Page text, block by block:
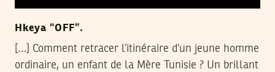
Hkeya “OFF”.
[…] Comment retracer l’itinéraire d’un jeune homme
ordinaire, un enfant de la Mère Tunisie ? Un brillant